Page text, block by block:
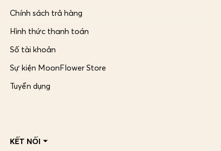
Chính sách trả hàng
Hình thức thanh toán
Số tài khoản
Sự kiện MoonFlower Store
Tuyển dụng
KẾT NỐI